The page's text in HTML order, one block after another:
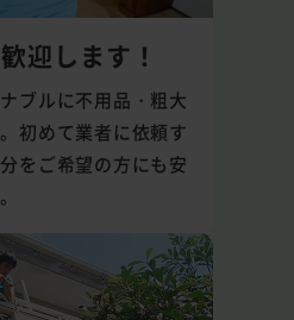
歓迎します！
ブルに不用品・粗大
初めて業者に依頼す
をご希望の方にも安